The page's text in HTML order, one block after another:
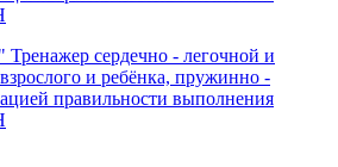
сердечно - легочной и
и ребёнка, пружинно -
правильности выполнения